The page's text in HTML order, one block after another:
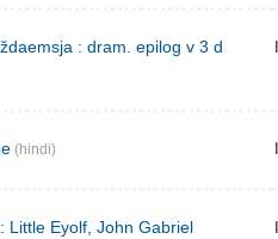
: dram. epilog v 3 d
(hindi)
Little Eyolf, John Gabriel